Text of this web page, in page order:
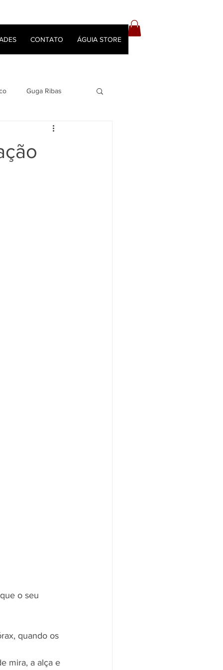
CONTATO ÁGUIA STORE
Guga Ribas
o seu
quando os
mira, a alça e